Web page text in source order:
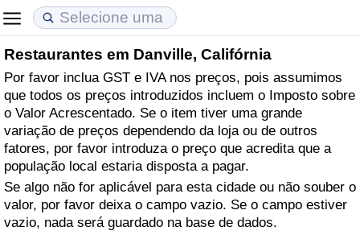
Restaurantes em Danville, Califórnia
Por favor inclua GST e IVA nos preços, pois assumimos
que todos os preços introduzidos incluem o Imposto sobre
o Valor Acrescentado. Se o item tiver uma grande
variação de preços dependendo da loja ou de outros
fatores, por favor introduza o preço que acredita que a
população local estaria disposta a pagar.
Se algo não for aplicável para esta cidade ou não souber o
valor, por favor deixa o campo vazio. Se o campo estiver
vazio, nada será guardado na base de dados.
Custo de Vida
Indicador de Custo de Vida (Atual)
Indicador de Custo de Vida
Indicador de Custo de Vida Por País
em Aqaba
Preços de Imóveis
Indicador de Preços de Imóveis (Atual)
Indicador de Preços de Imóveis
Indicador de Preços de Imóveis por País
Qualidade de Vida
Indicador de Qualidade de Vida
Indicador de Qualidade de Vida (Atual)
Índice de qualidade de vida por país
Crime